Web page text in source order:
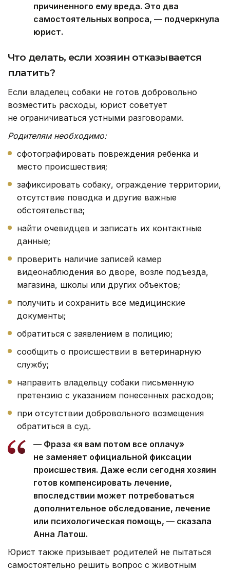
причиненного ему вреда. Это два
самостоятельных вопроса, — подчеркнула
юрист.
Что делать, если хозяин отказывается
платить?
Если владелец собаки не готов добровольно
возместить расходы, юрист советует
не ограничиваться устными разговорами.
Родителям необходимо:
сфотографировать повреждения ребенка и
место происшествия;
зафиксировать собаку, ограждение территории,
отсутствие поводка и другие важные
обстоятельства;
найти очевидцев и записать их контактные
данные;
проверить наличие записей камер
видеонаблюдения во дворе, возле подъезда,
магазина, школы или других объектов;
получить и сохранить все медицинские
документы;
обратиться с заявлением в полицию;
сообщить о происшествии в ветеринарную
службу;
направить владельцу собаки письменную
претензию с указанием понесенных расходов;
при отсутствии добровольного возмещения
обратиться в суд.
— Фраза «я вам потом все оплачу»
не заменяет официальной фиксации
происшествия. Даже если сегодня хозяин
готов компенсировать лечение,
впоследствии может потребоваться
дополнительное обследование, лечение
или психологическая помощь, — сказала
Анна Латош.
Юрист также призывает родителей не пытаться
самостоятельно решить вопрос с животным